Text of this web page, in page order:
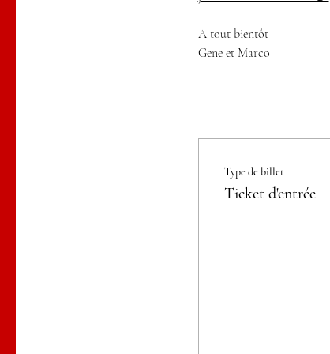
A tout bientôt
Gene et Marco
Type de billet
Ticket d'entrée